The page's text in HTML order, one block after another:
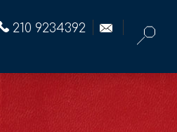
210 9234392